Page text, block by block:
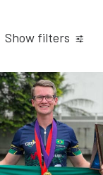
Show filters